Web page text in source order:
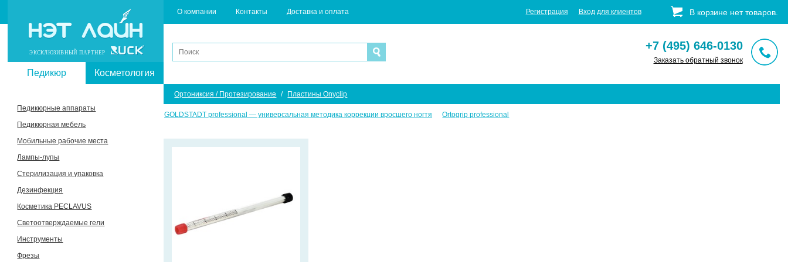
ЭКСКЛЮЗИВНЫЙ ПАРТНЕР
В корзине нет товаров.
Регистрация Вход для клиентов
О компании Контакты Доставка и оплата
Педикюр Косметология
Педикюрные аппараты
Педикюрная мебель
Мобильные рабочие места
Лампы-лупы
Стерилизация и упаковка
Дезинфекция
Косметика PECLAVUS
Светоотверждаемые гели
Инструменты
Фрезы
+7 (495) 646-0130
Заказать обратный звонок
Ортониксия / Протезирование / Пластины Onyclip
GOLDSTADT professional — универсальная методика коррекции вросшего ногтя Ortogrip professional